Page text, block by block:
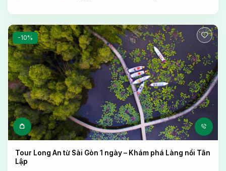
-10%
Tour Long An từ Sài Gòn 1 ngày – Khám phá Làng nổi Tân
Lập